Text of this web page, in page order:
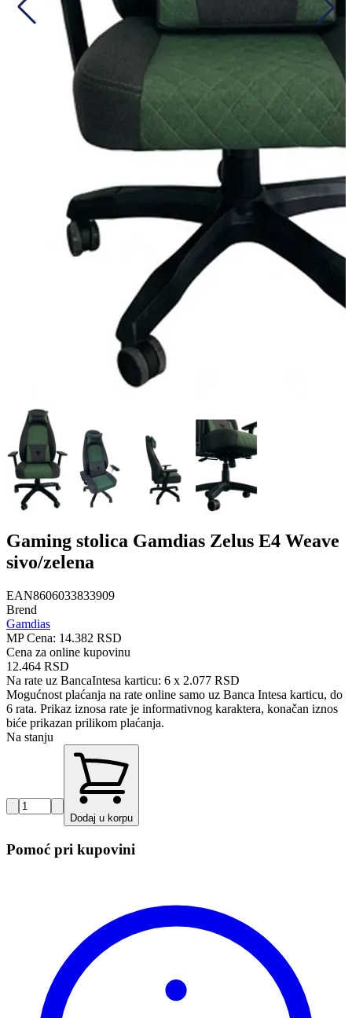
Gaming stolica Gamdias Zelus E4 Weave
sivo/zelena
EAN8606033833909
Brend
Gamdias
MP Cena: 14.382 RSD
Cena za online kupovinu
12.464 RSD
Na rate uz BancaIntesa karticu: 6 x 2.077 RSD
Mogućnost plaćanja na rate online samo uz Banca Intesa karticu, do
6 rata. Prikaz iznosa rate je informativnog karaktera, konačan iznos
biće prikazan prilikom plaćanja.
Na stanju
Dodaj u korpu
Pomoć pri kupovini